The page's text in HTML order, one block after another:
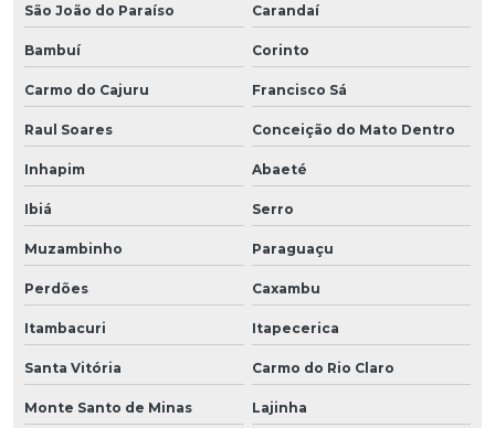
São João do Paraíso Carandaí
Bambuí Corinto
Carmo do Cajuru Francisco Sá
Raul Soares Conceição do Mato Dentro
Inhapim Abaeté
Ibiá Serro
Muzambinho Paraguaçu
Perdões Caxambu
Itambacuri Itapecerica
Santa Vitória Carmo do Rio Claro
Monte Santo de Minas Lajinha